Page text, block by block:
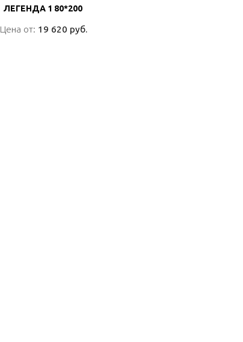
ЛЕГЕНДА 1 80*200
Цена от: 19 620 руб.
ЛЕГЕНДА 1 80*200
Цена от: 19 620 руб.